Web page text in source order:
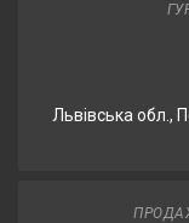
Львівська обл.,